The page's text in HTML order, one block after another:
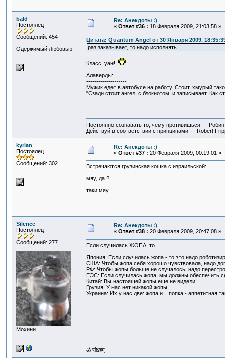
bald
Постоялец
Сообщений: 454
Одержимый Любовью
Re: Анекдоты :)
« Ответ #36 : 18 Февраля 2009, 21:03:58 »
Цитата: Quantum Angel от 30 Января 2009,
раз заказывает, то надо исполнять.
Класс, уан!
Алаверды:
--------------------
Мужик едет в автобусе на работу. Стоит, хмурый
"Сзади стоит ангел, с блокнотом, и записывает. Как
Постоянно сознавать то, чему противишься —
Действуй в соответствии с принципами — Robert
kyrian
Постоялец
Сообщений: 302
Re: Анекдоты :)
« Ответ #37 : 20 Февраля 2009, 00:19:01 »
Встречаются грузинская кошка с израильской:
мяу, да ?
таки мяу !
Silence
Постоялец
Сообщений: 277
Мохини
Re: Анекдоты :)
« Ответ #38 : 20 Февраля 2009, 20:47:08 »
Если случилась ЖОПА, то....
Япония: Если случилась жопа - то это надо
США: Чтобы жопа себя хорошо чувствовала, надо
РФ: Чтобы жопы больше не случалось, надо
ЕЭС: Если случилась жопа, мы должны обеспечить
Китай: Вы настоящей жопы еще не видели!
Грузия: У нас нет никакой жопы!
Украина: Их у нас две: жопа и... попка - аппетитная
ॐ सोऽहम्